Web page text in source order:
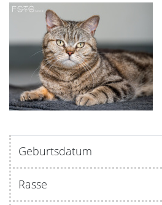
Geburtsdatum
Rasse